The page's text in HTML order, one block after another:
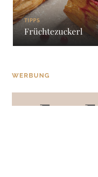
TIPPS
Früchtezuckerl
WERBUNG